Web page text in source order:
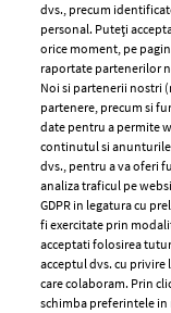
ELLE Style
2024
Despre
Romania
Contact
dvs., precum
personal. Puteți
orice moment, pe
raportate partenerilor
Noi si partenerii nostri
partenere, precum si
date pentru a permite
continutul si
dvs., pentru a va oferi
analiza traficul pe
GDPR in legatura cu
fi exercitate prin
acceptati folosirea
acceptul dvs. cu privire
care colaboram. Prin
schimba preferintele